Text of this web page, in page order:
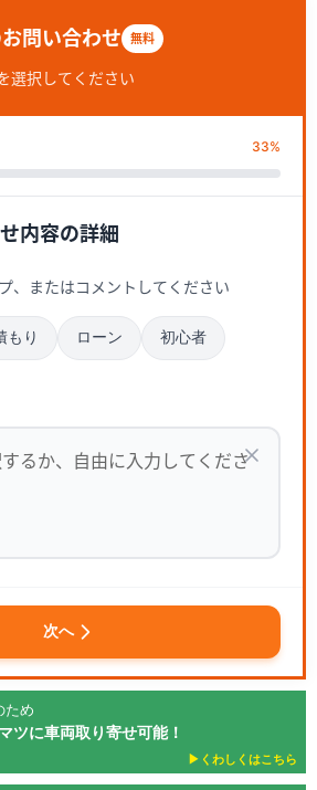
問い合わせ 無料
選択してください
33%
内容の詳細
、またはコメントしてください
もり ローン 初心者
次へ
ため
ツに車両取り寄せ可能！
▶︎くわしくはこちら